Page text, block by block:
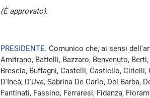
(È approvato).
PRESIDENTE. Comunico che, ai sensi
Amitrano, Battelli, Bazzaro, Benvenuto,
Brescia, Buffagni, Castelli, Castiello,
D'Incà, D'Uva, Sabrina De Carlo, Del Barba,
Fantinati, Fassino, Ferraresi, Fidanza,